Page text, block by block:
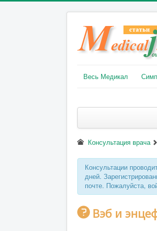
Весь Медикал
Консультация врача
Консультации
дней.
почте. Пожалуйста,
Вэб и